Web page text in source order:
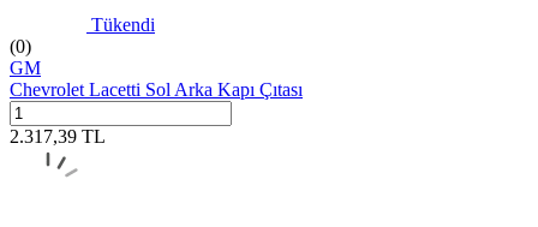
Tükendi
(0)
GM
Chevrolet Lacetti Sol Arka Kapı Çıtası
2.317,39 TL